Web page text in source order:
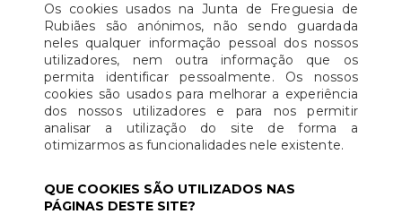
Os cookies usados na Junta de Freguesia de
Rubiães são anónimos, não sendo guardada
neles qualquer informação pessoal dos nossos
utilizadores, nem outra informação que os
permita identificar pessoalmente. Os nossos
cookies são usados para melhorar a experiência
dos nossos utilizadores e para nos permitir
analisar a utilização do site de forma a
otimizarmos as funcionalidades nele existente.
QUE COOKIES SÃO UTILIZADOS NAS
PÁGINAS DESTE SITE?